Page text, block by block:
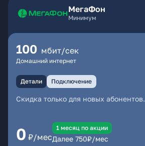
МегаФон
Минимум
100 мбит/сек
Домашний интернет
Детали Подключение
Скидка только для новых абонентов.
0 ₽/мес
1 месяц по акции
Далее 750₽/мес